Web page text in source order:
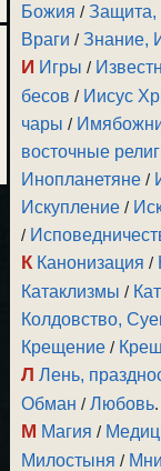
Божия /Защита,
Враги /Знание,
И Игры /
бесов / Иисус
чары /
восточные
Инопланетяне /
Искупление /
/
К Канонизация /
Катаклизмы /
Колдовство,
Крещение /
Л Лень,
Обман /Любовь.
М Магия /
Милостыня /